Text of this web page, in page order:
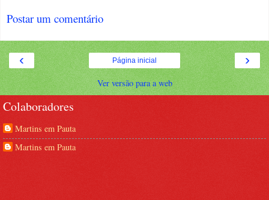
Postar um comentário
‹ ›
Página inicial
Ver versão para a web
Colaboradores
Martins em Pauta
Martins em Pauta